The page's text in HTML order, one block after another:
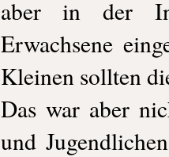
aber in der
Erwachsene
Kleinen sollten
Das war aber
und